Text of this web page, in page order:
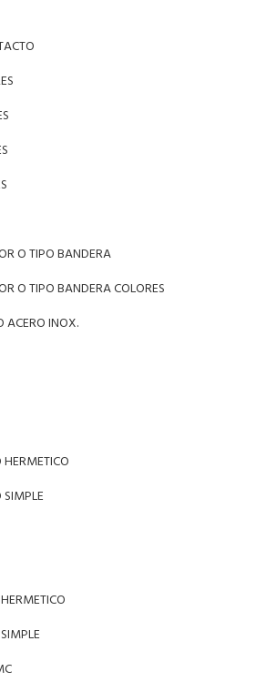
O TIPO BANDERA
O TIPO BANDERA COLORES
ACERO INOX.